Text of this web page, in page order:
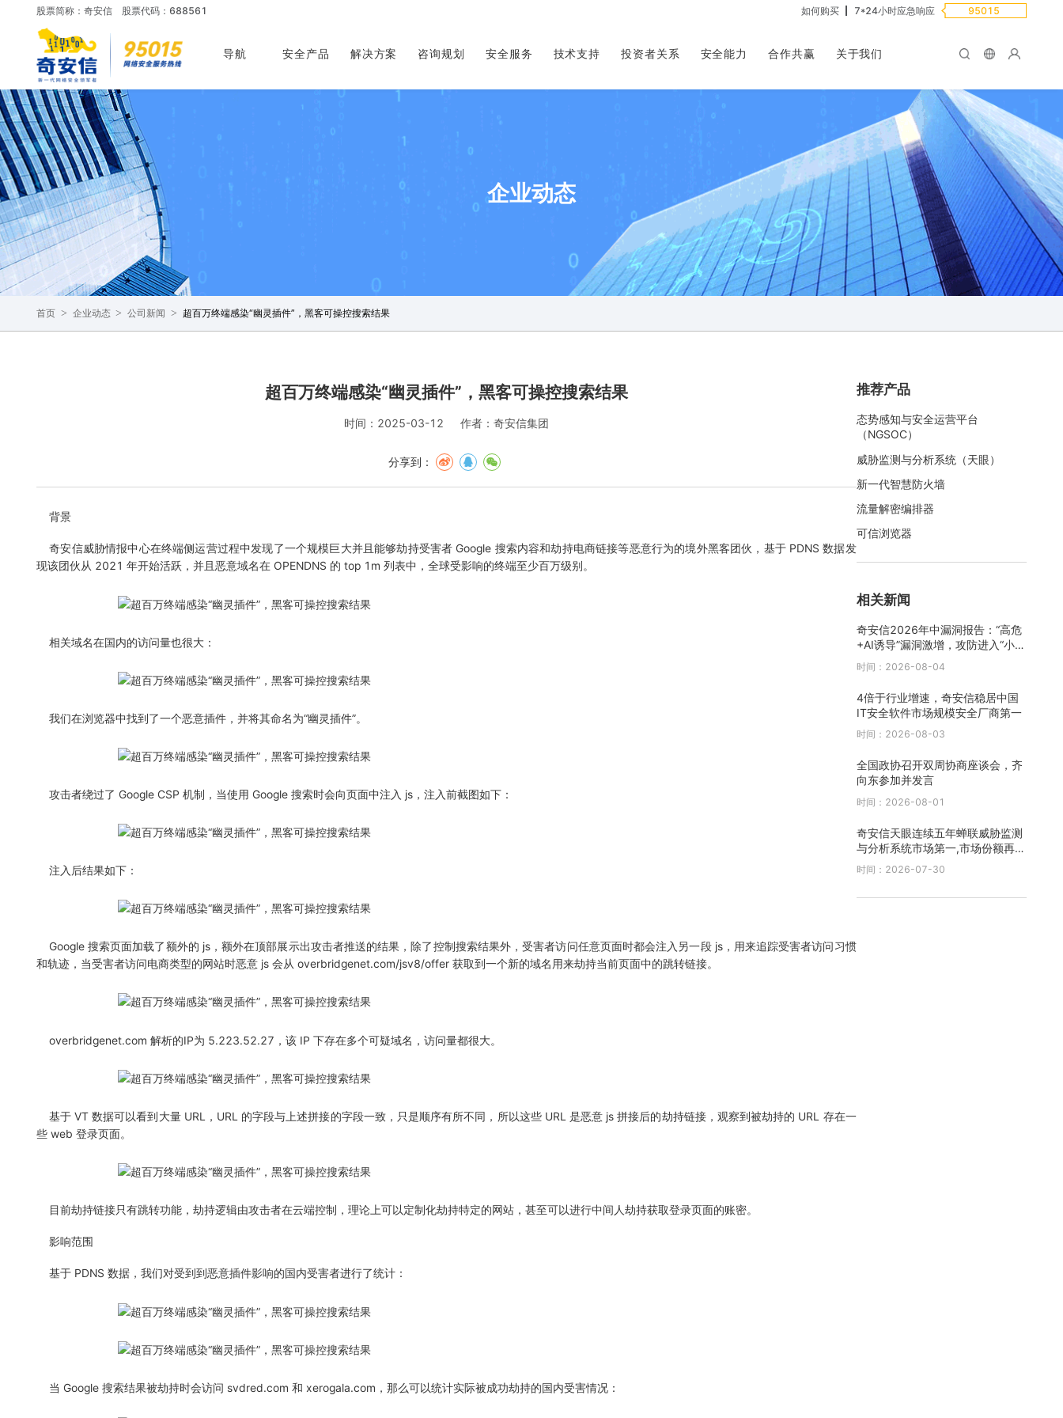
股票简称：奇安信 股票代码：688561 如何购买 7*24小时应急响应 95015
导航 安全产品 解决方案 咨询规划 安全服务 技术支持 投资者关系 安全能力 合作共赢 关于我们
企业动态
首页 > 企业动态 > 公司新闻 > 超百万终端感染“幽灵插件”，黑客可操控搜索结果
超百万终端感染“幽灵插件”，黑客可操控搜索结果
时间：2025-03-12 作者：奇安信集团
分享到：
背景
奇安信威胁情报中心在终端侧运营过程中发现了一个规模巨大并且能够劫持受害者 Google 搜索内容和劫持电商链接等恶意行为的境外黑客团伙，基于 PDNS 数据发
现该团伙从 2021 年开始活跃，并且恶意域名在 OPENDNS 的 top 1m 列表中，全球受影响的终端至少百万级别。
相关域名在国内的访问量也很大：
我们在浏览器中找到了一个恶意插件，并将其命名为“幽灵插件”。
攻击者绕过了 Google CSP 机制，当使用 Google 搜索时会向页面中注入 js，注入前截图如下：
注入后结果如下：
Google 搜索页面加载了额外的 js，额外在顶部展示出攻击者推送的结果，除了控制搜索结果外，受害者访问任意页面时都会注入另一段 js，用来追踪受害者访问习惯
和轨迹，当受害者访问电商类型的网站时恶意 js 会从 overbridgenet.com/jsv8/offer 获取到一个新的域名用来劫持当前页面中的跳转链接。
overbridgenet.com 解析的IP为 5.223.52.27，该 IP 下存在多个可疑域名，访问量都很大。
基于 VT 数据可以看到大量 URL，URL 的字段与上述拼接的字段一致，只是顺序有所不同，所以这些 URL 是恶意 js 拼接后的劫持链接，观察到被劫持的 URL 存在一
些 web 登录页面。
目前劫持链接只有跳转功能，劫持逻辑由攻击者在云端控制，理论上可以定制化劫持特定的网站，甚至可以进行中间人劫持获取登录页面的账密。
影响范围
基于 PDNS 数据，我们对受到到恶意插件影响的国内受害者进行了统计：
当 Google 搜索结果被劫持时会访问 svdred.com 和 xerogala.com，那么可以统计实际被成功劫持的国内受害情况：
推荐产品
态势感知与安全运营平台
（NGSOC）
威胁监测与分析系统（天眼）
新一代智慧防火墙
流量解密编排器
可信浏览器
相关新闻
奇安信2026年中漏洞报告：“高危
+AI诱导”漏洞激增，攻防进入“小时
级”时代
时间：2026-08-04
4倍于行业增速，奇安信稳居中国
IT安全软件市场规模安全厂商第一
时间：2026-08-03
全国政协召开双周协商座谈会，齐
向东参加并发言
时间：2026-08-01
奇安信天眼连续五年蝉联威胁监测
与分析系统市场第一,市场份额再创
新高
时间：2026-07-30